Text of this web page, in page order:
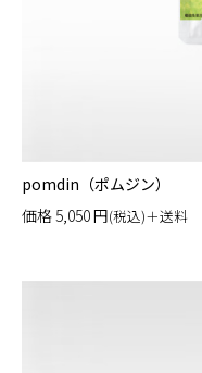
pomdin（ポムジン）
価格5,050円(税込)＋送料